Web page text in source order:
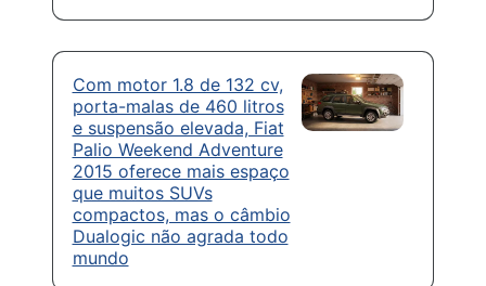
Com motor 1.8 de 132 cv,
porta-malas de 460 litros
e suspensão elevada, Fiat
Palio Weekend Adventure
2015 oferece mais espaço
que muitos SUVs
compactos, mas o câmbio
Dualogic não agrada todo
mundo